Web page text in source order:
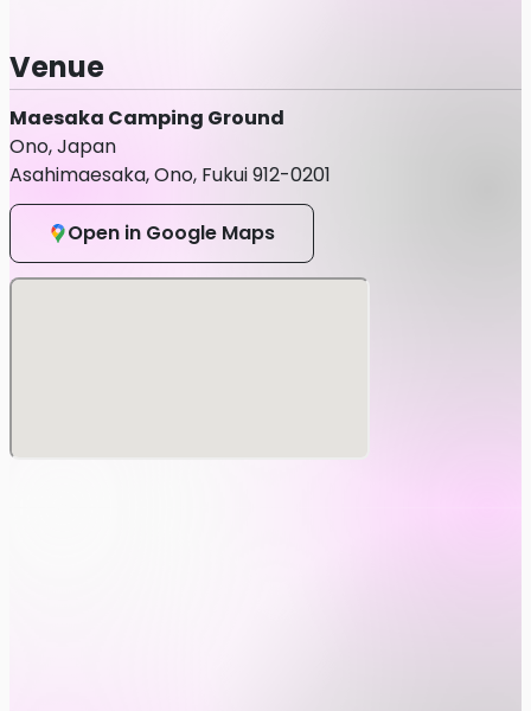
定の合う方はこの夏も集まりましょう！
ーーーーーーーーーーーーーーーーーーー
更新💡
宿泊施設のご予約』
グケビン・オートサイト満室
約ありがとうございました🙇‍♂️
cabins and auto campsites are fully booked, the free
are spacious enough.
Venue
Maesaka Camping Ground
Ono, Japan
Asahimaesaka, Ono, Fukui 912-0201
Open in Google Maps